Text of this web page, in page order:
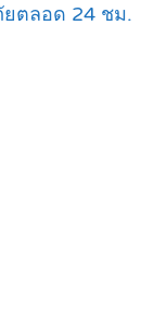
ยตลอด 24 ชม.